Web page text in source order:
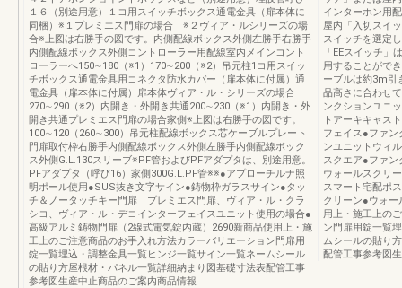
１６（別途用意）１コ用スイッチボックス通電金具（扉本体に
同梱）※１プレミエス門扉の場合 ※２ヴィア・ルシリーズの場
合※上図は右勝手の図です。内側配線ボックス外側左勝手右勝手
内側配線ボックス外側コントローラー用配線室内メインコント
ローラーへ150∼180（※1）170∼200（※2）吊元柱1コ用スイッ
チボックス通電金具用コネクタ防水カバー（扉本体に付属）通
電金具（扉本体に付属）扉本体ヴィア・ル・シリーズの場合
270∼290（※2）内開き・外開き共通200∼230（※1）内開き・外
開き共通プレミエス門扉の場合家側※上図は右勝手の図です。
100∼120（260∼300）吊元柱配線ボックス芯ケーブルプレート
門扉取付枠右勝手内側配線ボックス外側左勝手内側配線ボック
ス外側G.L.130スリーブ※PF管およびPFアダプタは、別途用意。
PFアダプタ（呼び16）家側300G.L.PF管※※●アプローチルナ照
明ポール使用●SUS抜き文字サイン●鋳物枠ガラスサイン●タッ
チ＆ノータッチキー門扉 プレミエス門扉、ヴィア・ル・クラ
シコ、ヴィア・ル・デコインターフェイスユニット使用の場合●
高級アルミ鋳物門扉（2線式電気錠内蔵）2690新商品使用上・施
工上のご注意商品のお手入れ方法カラーバリエーション門扉用
錠一覧埋込・調整金具一覧ヒンジ一覧サイン一覧ネームシール
の貼り方屋根材・パネル一覧詳細納まり図基礎寸法表配管工事
参考図生産中止商品のご案内商品情報
インターホン用
屋内「入切スイ
スイッチを選定
「EEスイッチ」
用することがで
ーブルは約3m引
品高さに合わせ
ンクションユニ
トアーキキャス
フェイス●ファ
ンユニットウィ
スクエア●ファ
ウォールスクリ
スマート宅配ポ
クリーン●ウォー
用上・施工上の
ン門扉用錠一覧
ムシールの貼り
配管工事参考図